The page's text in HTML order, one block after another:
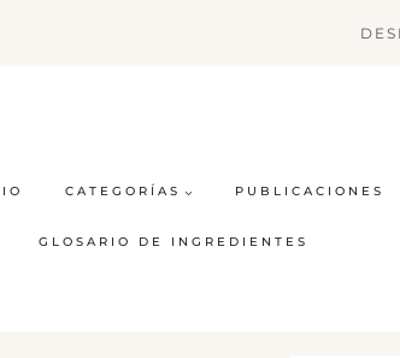
CATEGORÍAS PUBLICACIONES
GLOSARIO DE INGREDIENTES